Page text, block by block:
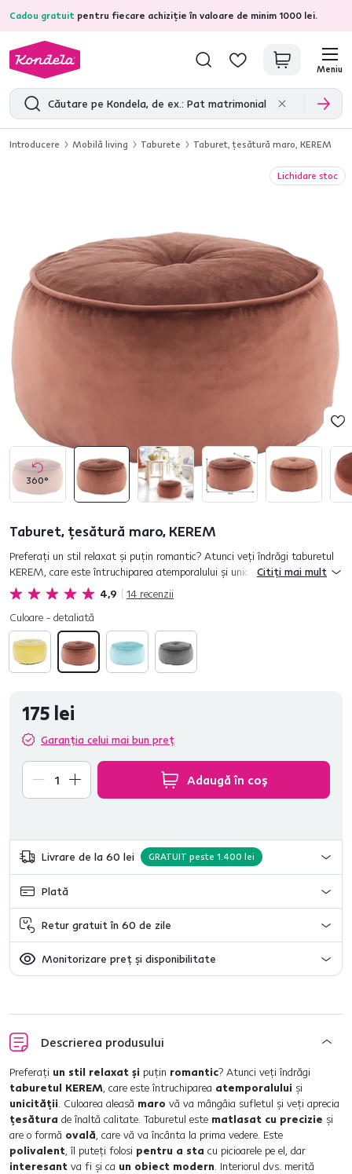
Cadou gratuit pentru fiecare achiziție în valoare de minim 1000 lei.
4,7 31.333recenzii de produs verificate
Meniu
Introducere Mobilă living Taburete Taburet, ţesătură maro, KEREM
360°
Lichidare stoc
Taburet, ţesătură maro, KEREM
4,9 14 recenzii
Preferaţi un stil relaxat şi puţin romantic? Atunci veţi îndrăgi taburetul
KEREM, care este întruchiparea atemporalului şi unicităţii. Culoarea
aleasă maro vă va mângâia sufletul şi veţi aprecia ţesă...
Citiți mai mult
Culoare - detaliată
175 lei
Garanția celui mai bun preț
Adaugă în coș
Livrare de la 60 lei GRATUIT peste 1.400 lei
Plată
Retur gratuit în 60 de zile
Monitorizare preț și disponibilitate
Descrierea produsului
Preferaţi un stil relaxat şi puţin romantic? Atunci veţi îndrăgi
taburetul KEREM, care este întruchiparea atemporalului şi
unicităţii. Culoarea aleasă maro vă va mângâia sufletul şi veţi aprecia
ţesătura de înaltă calitate. Taburetul este matlasat cu precizie şi
are o formă ovală, care vă va încânta la prima vedere. Este
polivalent, îl puteţi folosi pentru a sta cu picioarele pe el, dar
interesant va fi şi ca un obiect modern. Interiorul dvs. merită